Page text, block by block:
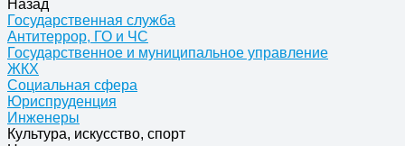
Назад
Государственная служба
Антитеррор, ГО и ЧС
Государственное и муниципальное управление
ЖКХ
Социальная сфера
Юриспруденция
Инженеры
Культура, искусство, спорт